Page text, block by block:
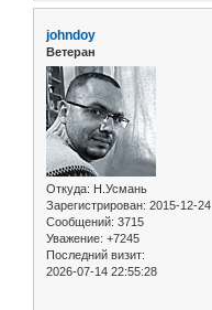
johndoy
Ветеран
Откуда: Н.Усмань
Зарегистрирован: 2015-12-24
Сообщений: 3715
Уважение: +7245
Последний визит:
2026-07-14 22:55:28